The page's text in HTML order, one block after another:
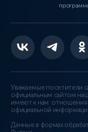
Уважаемые посетители
официальным сайтом
имеют к нам отношения
официальной
Данные в формах